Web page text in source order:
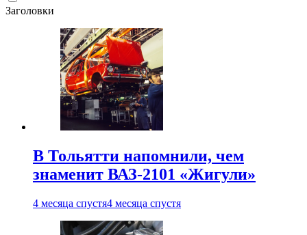
Заголовки
В Тольятти напомнили, чем
знаменит ВАЗ-2101 «Жигули»
4 месяца спустя4 месяца спустя